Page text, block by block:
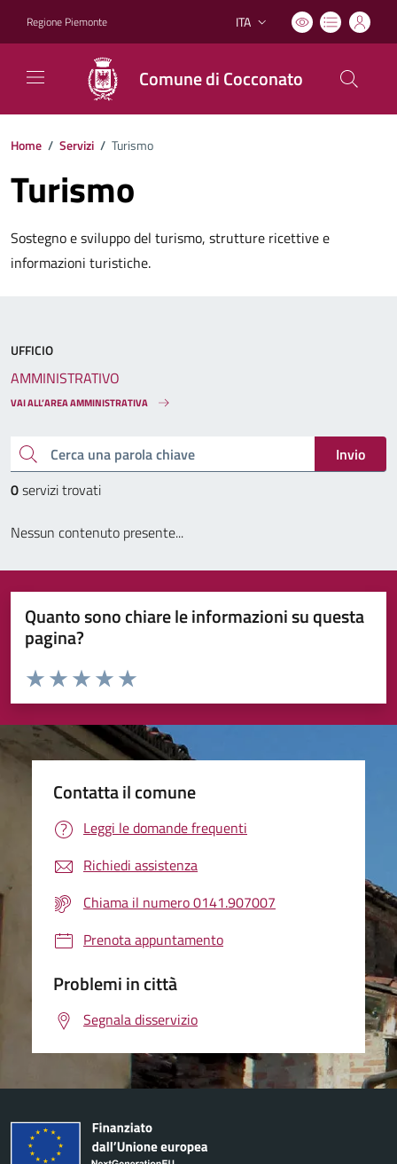
Regione Piemonte Lingua attiva:
ITA
Comune di Cocconato
Home / Servizi / Turismo
Turismo
Sostegno e sviluppo del turismo, strutture ricettive e
informazioni turistiche.
Cerca una parola chiave
Invio
0servizi trovati
Nessun contenuto presente...
UFFICIO
AMMINISTRATIVO
VAI ALL’AREA AMMINISTRATIVA
Quanto sono chiare le informazioni su questa
pagina?
Valuta da 1 a 5 stelle la pagina
Valuta 5 stelle su 5
Valuta 4 stelle su 5
Valuta 3 stelle su 5
Valuta 2 stelle su 5
Valuta 1 stelle su 5
Contatta il comune
Leggi le domande frequenti
Richiedi assistenza
Chiama il numero 0141.907007
Prenota appuntamento
Problemi in città
Segnala disservizio